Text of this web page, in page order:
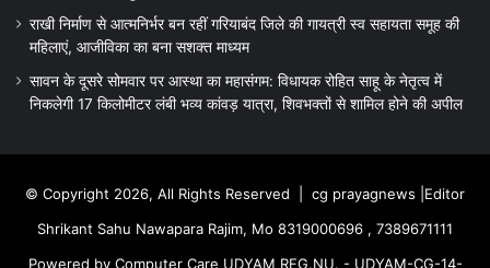
राखी निर्माण से आत्मनिर्भर बन रहीं गरियाबंद जिले की गायत्री स्व सहायता समूह की
महिलाएं, आजीविका का बना सशक्त माध्यम
सावन के दूसरे सोमवार पर आस्था का महासंगम: विधायक रोहित साहू के नेतृत्व में
निकलेगी 17 किलोमीटर लंबी भव्य कांवड़ यात्रा, शिवभक्तों से शामिल होने की अपील
© Copyright 2026, All Rights Reserved | cg prayagnews |Editor
Shrikant Sahu Nawapara Rajim, Mo 8319000696 , 7389671111
Powered by Computer Care UDYAM REG.NU. - UDYAM-CG-14-